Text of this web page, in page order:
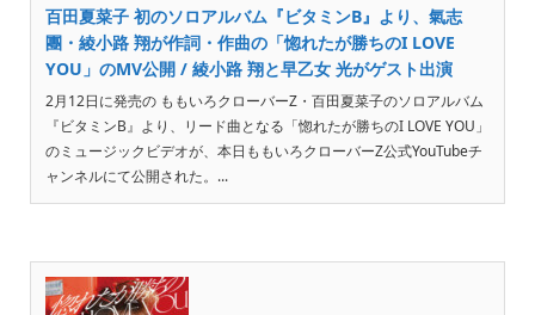
百田夏菜子 初のソロアルバム『ビタミンB』より、氣志
團・綾小路 翔が作詞・作曲の「惚れたが勝ちのI LOVE
YOU」のMV公開 / 綾小路 翔と早乙女 光がゲスト出演
2月12日に発売の ももいろクローバーZ・百田夏菜子のソロアルバム
『ビタミンB』より、リード曲となる「惚れたが勝ちのI LOVE YOU」
のミュージックビデオが、本日ももいろクローバーZ公式YouTubeチ
ャンネルにて公開された。...